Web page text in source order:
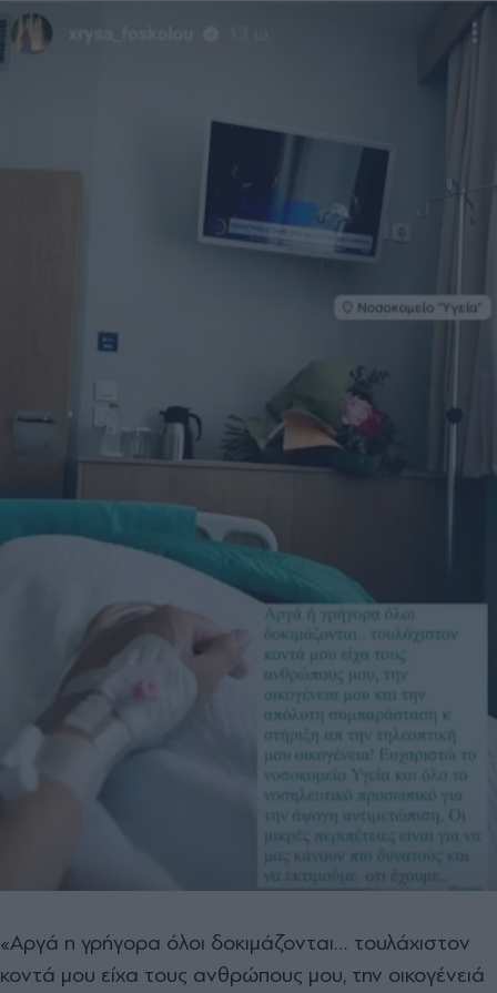
«Αργά η γρήγορα όλοι δοκιμάζονται… τουλάχιστον
κοντά μου είχα τους ανθρώπους μου, την οικογένειά